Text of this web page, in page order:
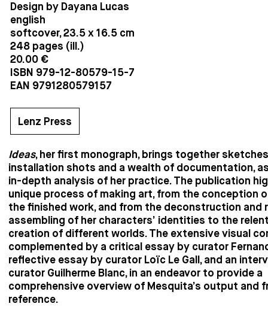
Design by Dayana Lucas
english
softcover, 23.5 x 16.5 cm
248 pages (ill.)
20.00 €
ISBN 979-12-80579-15-7
EAN 9791280579157
Lenz Press
Ideas, her first monograph, brings together
installation shots and a wealth of documentation,
in-depth analysis of her practice. The publication
unique process of making art, from the conception
the finished work, and from the deconstruction and
assembling of her characters’ identities to the
creation of different worlds. The extensive visual
complemented by a critical essay by curator
reflective essay by curator Loïc Le Gall, and an
curator Guilherme Blanc, in an endeavor to provide a
comprehensive overview of Mesquita’s output and
reference.